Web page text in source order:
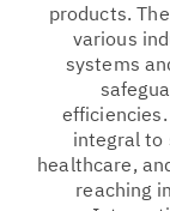
products.
various
systems
integral to
healthcare,
reaching